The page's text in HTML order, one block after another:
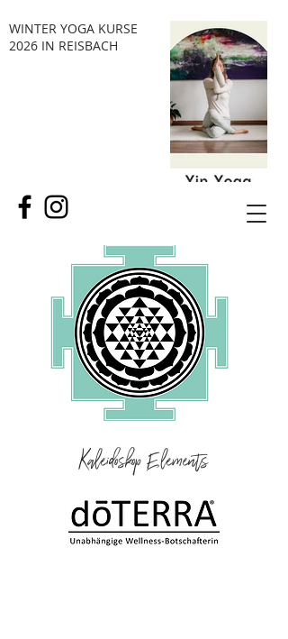
WINTER YOGA KURSE
2026 IN REISBACH
Kaleidoskop Elements